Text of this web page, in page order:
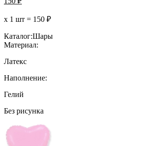
х 1 шт = 150 ₽
Каталог:Шары
Материал:
Латекс
Наполнение:
Гелий
Без рисунка